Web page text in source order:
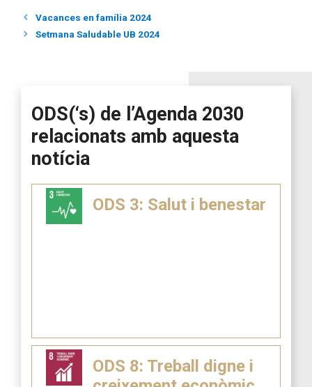
Vacances en família 2024
Setmana Saludable UB 2024
ODS(‘s) de l’Agenda 2030
relacionats amb aquesta
notícia
ODS 3: Salut i benestar
ODS 8: Treball digne i